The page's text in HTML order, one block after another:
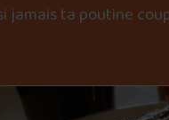
jamais ta poutine